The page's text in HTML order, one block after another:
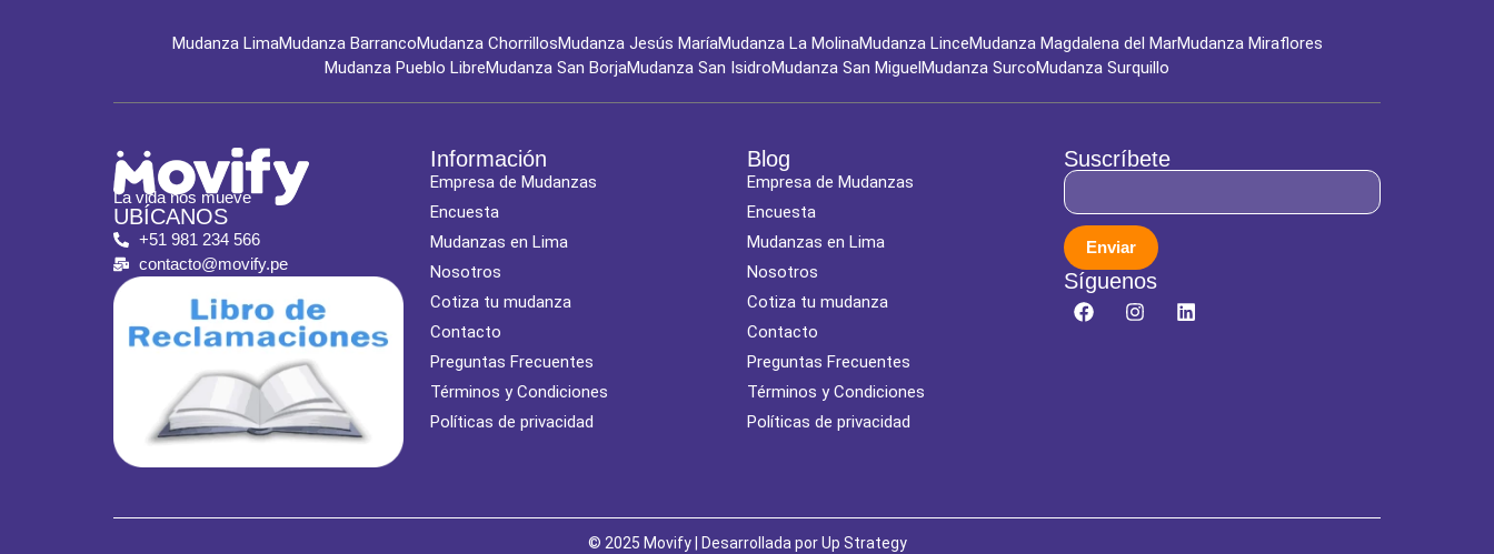
Mudanza LimaMudanza BarrancoMudanza ChorrillosMudanza Jesús MaríaMudanza La MolinaMudanza LinceMudanza Magdalena del MarMudanza Miraflores
Mudanza Pueblo LibreMudanza San BorjaMudanza San IsidroMudanza San MiguelMudanza SurcoMudanza Surquillo
La vida nos mueve
UBÍCANOS
+51 981 234 566
contacto@movify.pe
Información
Empresa de Mudanzas
Encuesta
Mudanzas en Lima
Nosotros
Cotiza tu mudanza
Contacto
Preguntas Frecuentes
Términos y Condiciones
Políticas de privacidad
Blog
Empresa de Mudanzas
Encuesta
Mudanzas en Lima
Nosotros
Cotiza tu mudanza
Contacto
Preguntas Frecuentes
Términos y Condiciones
Políticas de privacidad
Suscríbete
Enviar
Síguenos
© 2025 Movify | Desarrollada porUp Strategy